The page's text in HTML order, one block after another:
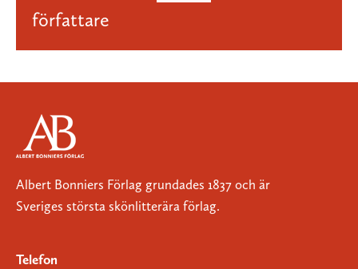
författare
Albert Bonniers Förlag grundades 1837 och är
Sveriges största skönlitterära förlag.
Telefon